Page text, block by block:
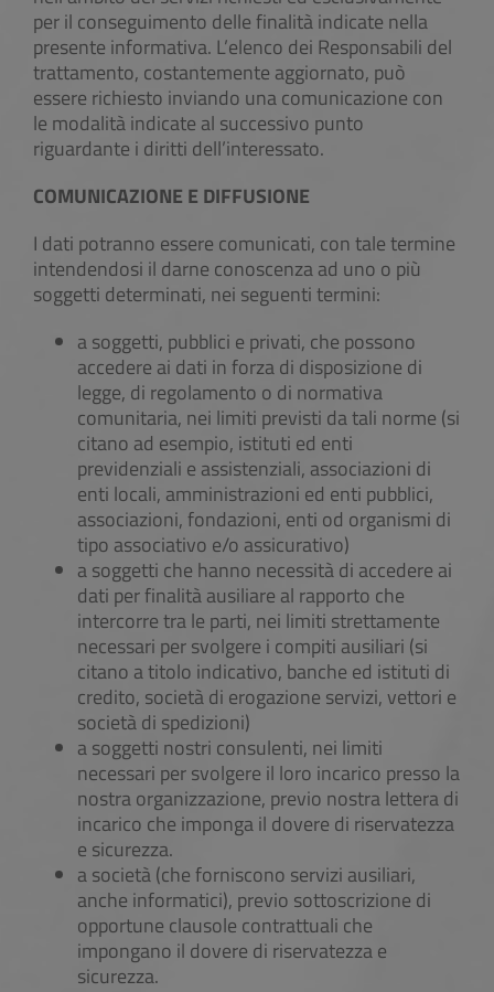
per il conseguimento delle finalità indicate nella
presente informativa. L’elenco dei Responsabili del
trattamento, costantemente aggiornato, può
essere richiesto inviando una comunicazione con
le modalità indicate al successivo punto
riguardante i diritti dell’interessato.
COMUNICAZIONE E DIFFUSIONE
I dati potranno essere comunicati, con tale termine
intendendosi il darne conoscenza ad uno o più
soggetti determinati, nei seguenti termini:
a soggetti, pubblici e privati, che possono
accedere ai dati in forza di disposizione di
legge, di regolamento o di normativa
comunitaria, nei limiti previsti da tali norme (si
citano ad esempio, istituti ed enti
previdenziali e assistenziali, associazioni di
enti locali, amministrazioni ed enti pubblici,
associazioni, fondazioni, enti od organismi di
tipo associativo e/o assicurativo)
a soggetti che hanno necessità di accedere ai
dati per finalità ausiliare al rapporto che
intercorre tra le parti, nei limiti strettamente
necessari per svolgere i compiti ausiliari (si
citano a titolo indicativo, banche ed istituti di
credito, società di erogazione servizi, vettori e
società di spedizioni)
a soggetti nostri consulenti, nei limiti
necessari per svolgere il loro incarico presso la
nostra organizzazione, previo nostra lettera di
incarico che imponga il dovere di riservatezza
e sicurezza.
a società (che forniscono servizi ausiliari,
anche informatici), previo sottoscrizione di
opportune clausole contrattuali che
impongano il dovere di riservatezza e
sicurezza.